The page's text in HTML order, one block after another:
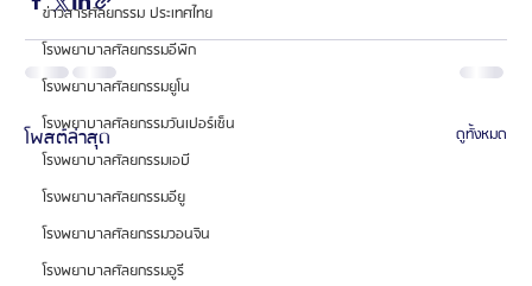
ข่าวสารศัลยกรรม ประเทศไทย
โรงพยาบาลศัลยกรรมอีพิก
โรงพยาบาลศัลยกรรมยูโน
โรงพยาบาลศัลยกรรมวันเปอร์เซ็น
โรงพยาบาลศัลยกรรมเอบี
โรงพยาบาลศัลยกรรมอียู
โรงพยาบาลศัลยกรรมวอนจิน
โรงพยาบาลศัลยกรรมอูรี
โพสต์ล่าสุด ดูทั้งหมด